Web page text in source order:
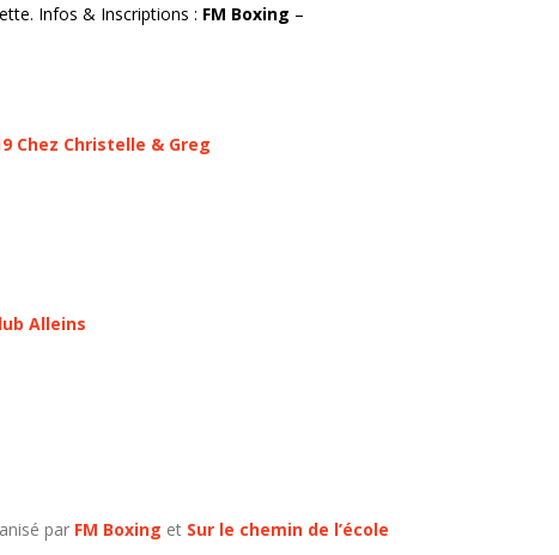
Infos & Inscriptions : FM Boxing –
Chez Christelle & Greg
Alleins
par FM Boxing et Sur le chemin de l’école